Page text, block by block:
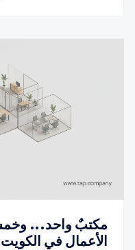
مكتبٌ واحد...
الأعمال في الكويت